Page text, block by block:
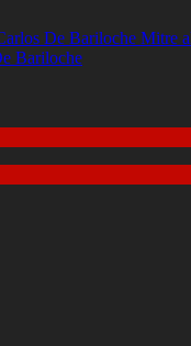
Bariloche